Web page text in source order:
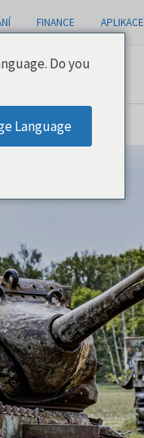
FINANCE APLIKACE
Do you
Language